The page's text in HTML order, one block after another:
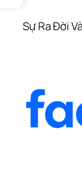
Sự Ra Đời